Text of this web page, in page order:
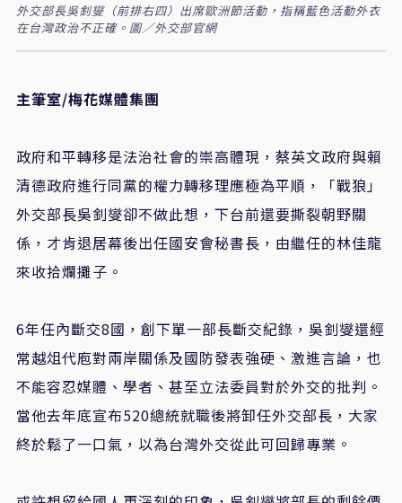
外交部長吳釗燮（前排右四）出席歐洲節活動，指稱藍色活動外衣
在台灣政治不正確。圖／外交部官網
主筆室/梅花媒體集團
政府和平轉移是法治社會的崇高體現，蔡英文政府與賴
清德政府進行同黨的權力轉移理應極為平順，「戰狼」
外交部長吳釗燮卻不做此想，下台前還要撕裂朝野關
係，才肯退居幕後出任國安會秘書長，由繼任的林佳龍
來收拾爛攤子。
6年任內斷交8國，創下單一部長斷交紀錄，吳釗燮還經
常越俎代庖對兩岸關係及國防發表強硬、激進言論，也
不能容忍媒體、學者、甚至立法委員對於外交的批判。
當他去年底宣布520總統就職後將卸任外交部長，大家
終於鬆了一口氣，以為台灣外交從此可回歸專業。